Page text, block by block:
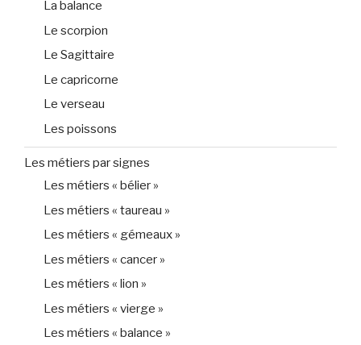
La balance
Le scorpion
Le Sagittaire
Le capricorne
Le verseau
Les poissons
Les métiers par signes
Les métiers « bélier »
Les métiers « taureau »
Les métiers « gémeaux »
Les métiers « cancer »
Les métiers « lion »
Les métiers « vierge »
Les métiers « balance »